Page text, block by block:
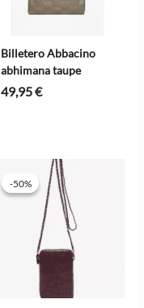
Billetero Abbacino
abhimana taupe
49,95€
-50%
-50%